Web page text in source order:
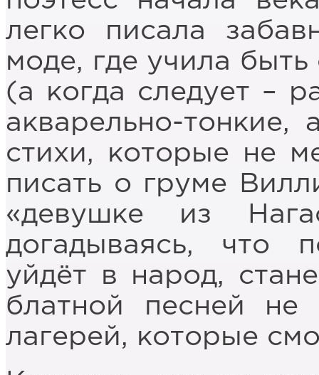
легко писала
моде, где учила
(а когда следует –
акварельно-тонкие,
стихи, которые не
писать о груме
«девушке из
догадываясь, что
уйдёт в народ,
блатной песней
лагерей, которые